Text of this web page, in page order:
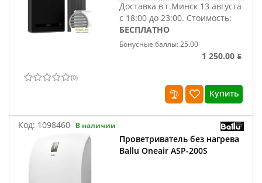
Доставка в г.Минск 13 августа
с 18:00 до 23:00. Стоимость:
БЕСПЛАТНО
Бонусные баллы: 25.00
1 250.00 ƃ
(0)
Купить
Код: 1098460 В наличии
Проветриватель без нагрева
Ballu Oneair ASP-200S